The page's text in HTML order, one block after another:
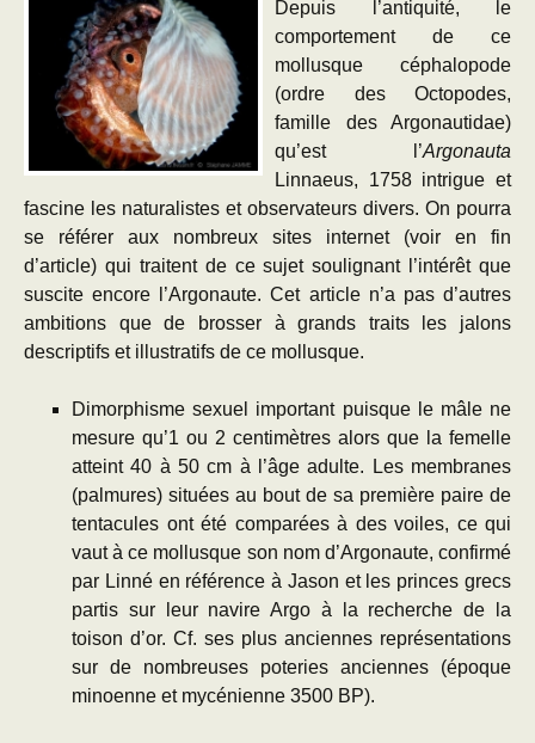
Depuis l’antiquité, le
comportement de ce
mollusque céphalopode
(ordre des Octopodes,
famille des Argonautidae)
qu’est l’Argonauta
Linnaeus, 1758 intrigue et
fascine les naturalistes et observateurs divers. On pourra
se référer aux nombreux sites internet (voir en fin
d’article) qui traitent de ce sujet soulignant l’intérêt que
suscite encore l’Argonaute. Cet article n’a pas d’autres
ambitions que de brosser à grands traits les jalons
descriptifs et illustratifs de ce mollusque.
Dimorphisme sexuel important puisque le mâle ne
mesure qu’1 ou 2 centimètres alors que la femelle
atteint 40 à 50 cm à l’âge adulte. Les membranes
(palmures) situées au bout de sa première paire de
tentacules ont été comparées à des voiles, ce qui
vaut à ce mollusque son nom d’Argonaute, confirmé
par Linné en référence à Jason et les princes grecs
partis sur leur navire Argo à la recherche de la
toison d’or. Cf. ses plus anciennes représentations
sur de nombreuses poteries anciennes (époque
minoenne et mycénienne 3500 BP).